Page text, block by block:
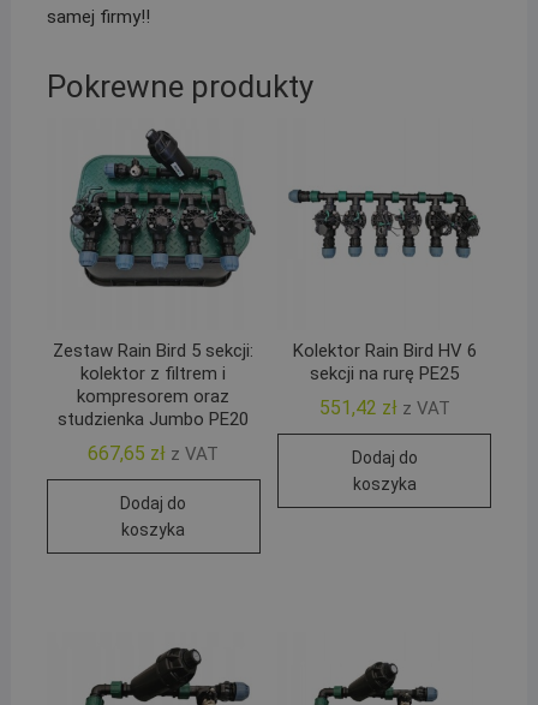
samej firmy!!
Pokrewne produkty
Zestaw Rain Bird 5 sekcji:
kolektor z filtrem i
kompresorem oraz
studzienka Jumbo PE20
667,65 zł z VAT
Dodaj do
koszyka
Kolektor Rain Bird HV 6
sekcji na rurę PE25
551,42 zł z VAT
Dodaj do
koszyka